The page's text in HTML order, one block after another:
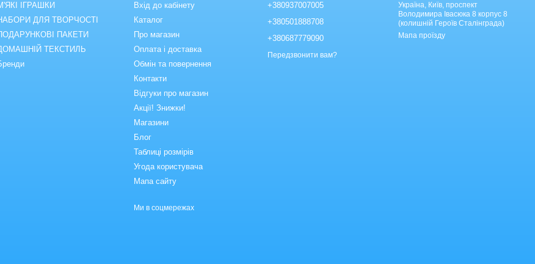
ІГРАШКИ
ДЛЯ ТВОРЧОСТІ
ПАКЕТИ
ТЕКСТИЛЬ
Вхід до кабінету
Каталог
Про магазин
Оплата і доставка
Обмін та повернення
Контакти
Відгуки про магазин
Акції! Знижки!
Магазини
Блог
Таблиці розмірів
Угода користувача
Мапа сайту
Ми в соцмережах
+380937007005
+380501888708
+380687779090
Передзвонити вам?
Україна, Київ, проспект
Володимира Івасюка 8 корпус 8
(колишній Героїв Сталінграда)
Мапа проїзду